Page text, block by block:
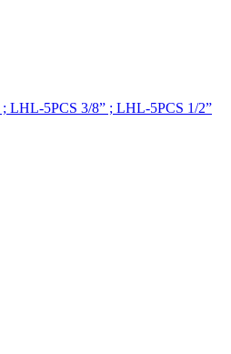
LHL-5PCS 3/8” ; LHL-5PCS 1/2”